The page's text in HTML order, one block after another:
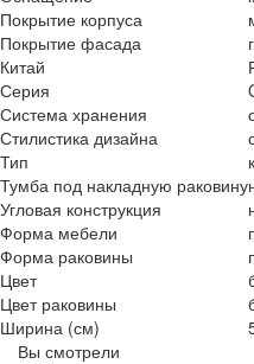
Покрытие корпуса
Покрытие фасада
Китай
Серия
Система хранения
Стилистика дизайна
Тип
Тумба под накладную раковину
Угловая конструкция
Форма мебели
Форма раковины
Цвет
Цвет раковины
Ширина (см)
Вы смотрели